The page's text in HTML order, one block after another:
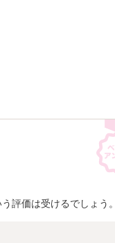
評価は受けるでしょう。